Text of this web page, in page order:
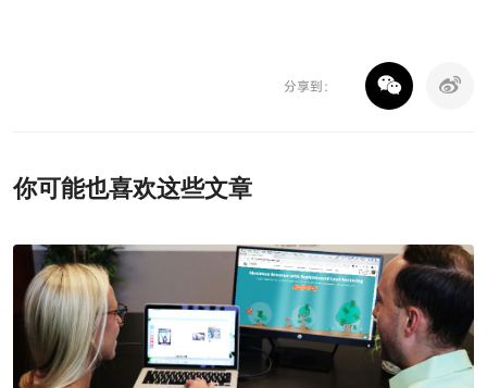
分享到：
你可能也喜欢这些文章